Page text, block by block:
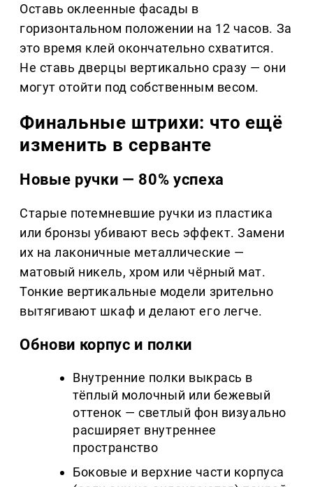
Оставь оклеенные фасады в
горизонтальном положении на 12 часов. За
это время клей окончательно схватится.
Не ставь дверцы вертикально сразу — они
могут отойти под собственным весом.
Финальные штрихи: что ещё
изменить в серванте
Новые ручки — 80% успеха
Старые потемневшие ручки из пластика
или бронзы убивают весь эффект. Замени
их на лаконичные металлические —
матовый никель, хром или чёрный мат.
Тонкие вертикальные модели зрительно
вытягивают шкаф и делают его легче.
Обнови корпус и полки
Внутренние полки выкрась в
тёплый молочный или бежевый
оттенок — светлый фон визуально
расширяет внутреннее
пространство
Боковые и верхние части корпуса